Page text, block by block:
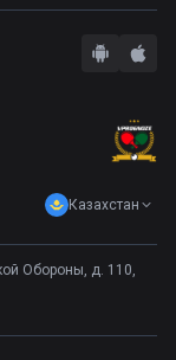
Казахстан
Обороны, д. 110,